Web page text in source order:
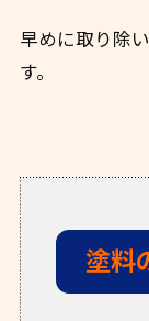
早めに取り除
す。
塗料